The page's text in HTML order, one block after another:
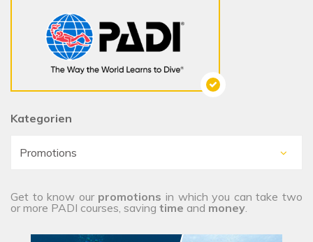
Kategorien
Get to know our promotions in which you can take two
or more PADI courses, saving time and money.